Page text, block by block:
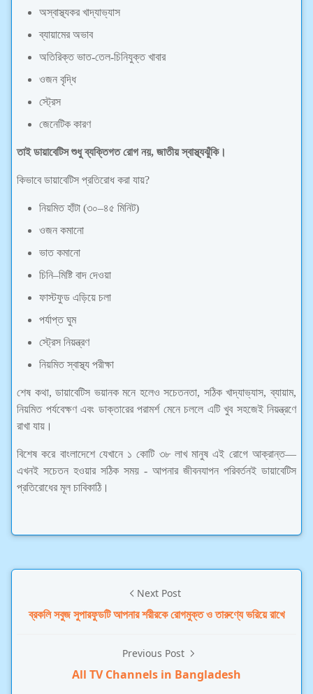
অস্বাস্থ্যকর খাদ্যাভ্যাস
ব্যায়ামের অভাব
অতিরিক্ত ভাত-তেল-চিনিযুক্ত খাবার
ওজন বৃদ্ধি
স্ট্রেস
জেনেটিক কারণ
তাই ডায়াবেটিস শুধু ব্যক্তিগত রোগ নয়, জাতীয় স্বাস্থ্যঝুঁকি।
কিভাবে ডায়াবেটিস প্রতিরোধ করা যায়?
নিয়মিত হাঁটা (৩০–৪৫ মিনিট)
ওজন কমানো
ভাত কমানো
চিনি–মিষ্টি বাদ দেওয়া
ফাস্টফুড এড়িয়ে চলা
পর্যাপ্ত ঘুম
স্ট্রেস নিয়ন্ত্রণ
নিয়মিত স্বাস্থ্য পরীক্ষা
শেষ কথা, ডায়াবেটিস ভয়ানক মনে হলেও সচেতনতা, সঠিক খাদ্যাভ্যাস, ব্যায়াম,
নিয়মিত পর্যবেক্ষণ এবং ডাক্তারের পরামর্শ মেনে চললে এটি খুব সহজেই নিয়ন্ত্রণে
রাখা যায়।
বিশেষ করে বাংলাদেশে যেখানে ১ কোটি ৩৮ লাখ মানুষ এই রোগে আক্রান্ত—
এখনই সচেতন হওয়ার সঠিক সময় - আপনার জীবনযাপন পরিবর্তনই ডায়াবেটিস
প্রতিরোধের মূল চাবিকাঠি।
Next Post
ব্রকলি সবুজ সুপারফুডটি আপনার শরীরকে রোগমুক্ত ও তারুণ্যে ভরিয়ে রাখে
Previous Post
All TV Channels in Bangladesh